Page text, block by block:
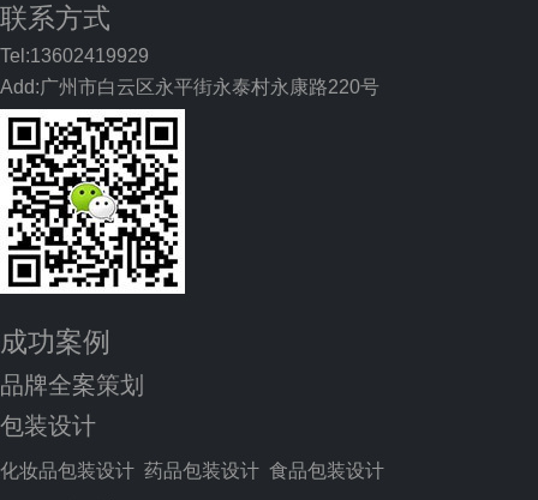
联系方式
Tel:13602419929
Add:广州市白云区永平街永泰村永康路220号
成功案例
品牌全案策划
包装设计
化妆品包装设计 药品包装设计 食品包装设计